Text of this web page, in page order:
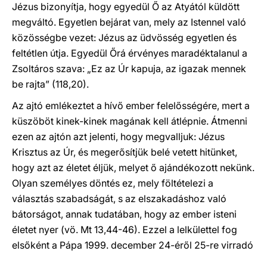
Jézus bizonyítja, hogy egyedül Ő az Atyától küldött
megváltó. Egyetlen bejárat van, mely az Istennel való
közösségbe vezet: Jézus az üdvösség egyetlen és
feltétlen útja. Egyedül Őrá érvényes maradéktalanul a
Zsoltáros szava: „Ez az Úr kapuja, az igazak mennek
be rajta” (118,20).
Az ajtó emlékeztet a hívő ember felelősségére, mert a
küszöböt kinek-kinek magának kell átlépnie. Átmenni
ezen az ajtón azt jelenti, hogy megvalljuk: Jézus
Krisztus az Úr, és megerősítjük belé vetett hitünket,
hogy azt az életet éljük, melyet ő ajándékozott nekünk.
Olyan személyes döntés ez, mely föltételezi a
választás szabadságát, s az elszakadáshoz való
bátorságot, annak tudatában, hogy az ember isteni
életet nyer (vö. Mt 13,44-46). Ezzel a lelkülettel fog
elsőként a Pápa 1999. december 24-éről 25-re virradó